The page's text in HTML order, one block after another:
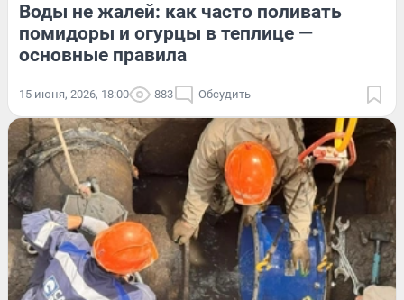
Воды не жалей: как часто поливать
помидоры и огурцы в теплице —
основные правила
15 июня, 2026, 18:00 883 Обсудить